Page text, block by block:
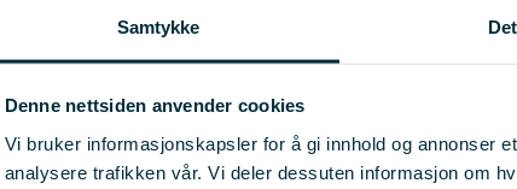
Samtykke
Denne nettsiden anvender cookies
Vi bruker informasjonskapsler for å gi innhold og annonser
analysere trafikken vår. Vi deler dessuten informasjon om
i fiskeflåten (DataFangst)